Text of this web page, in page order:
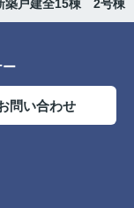
築戸建全15棟 2号棟
ー
問い合わせ